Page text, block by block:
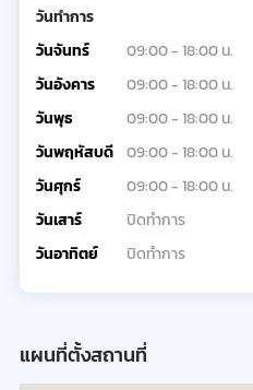
วันทำการ
วันจันทร์
09:00 - 18:00 น.
วันอังคาร
09:00 - 18:00 น.
วันพุธ
09:00 - 18:00 น.
วันพฤหัสบดี 09:00 - 18:00 น.
วันศุกร์
09:00 - 18:00 น.
วันเสาร์
ปิดทำการ
วันอาทิตย์
ปิดทำการ
แผนที่ตั้งสถานที่